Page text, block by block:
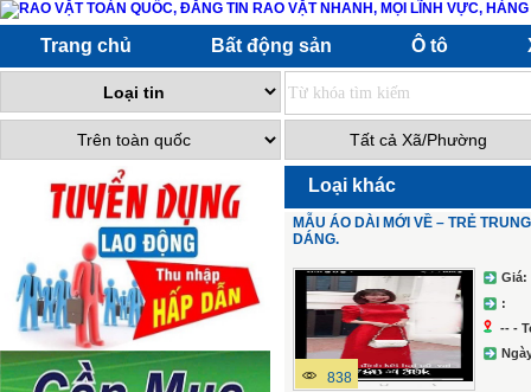
Trang chủ Bất động sản Ô tô
Loại khác
MẪU ÁO DÀI MỚI VỀ – TRẺ
DÁNG.
838
Giá:
:
-- -